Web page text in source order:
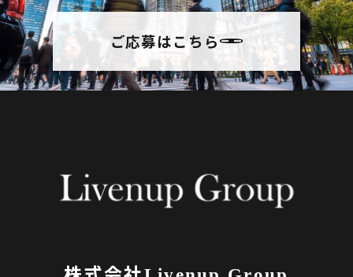
ご応募はこちら